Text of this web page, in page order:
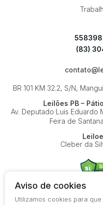
(83)
BR 101 KM 32.2, S/N,
Leilões PB –
Av. Deputado Luis Eduardo
Feira de
Cleber da
Aviso de cookies
Utilizamos cookies para